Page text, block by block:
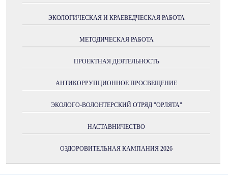
ЭКОЛОГИЧЕСКАЯ И КРАЕВЕДЧЕСКАЯ РАБОТА
МЕТОДИЧЕСКАЯ РАБОТА
ПРОЕКТНАЯ ДЕЯТЕЛЬНОСТЬ
АНТИКОРРУПЦИОННОЕ ПРОСВЕЩЕНИЕ
ЭКОЛОГО-ВОЛОНТЕРСКИЙ ОТРЯД "ОРЛЯТА"
НАСТАВНИЧЕСТВО
ОЗДОРОВИТЕЛЬНАЯ КАМПАНИЯ 2026